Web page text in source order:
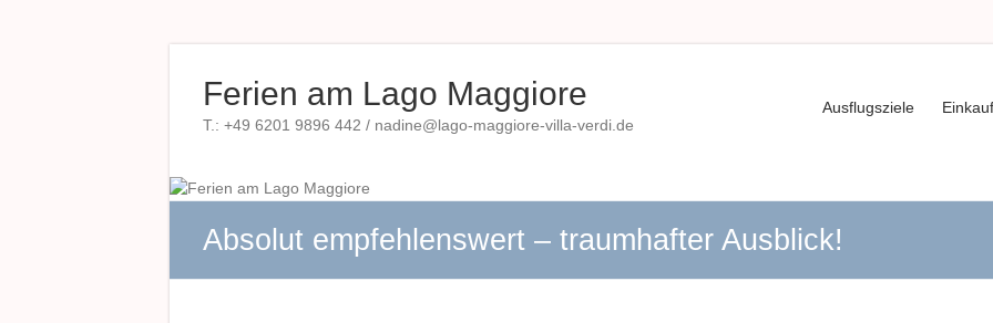
springenFerien am Lago Maggiore
T.: +49 6201 9896 442 / nadine@lago-maggiore-villa-verdi.de
Ausflugsziele
Absolut empfehlenswert – traumhafter Ausblick!